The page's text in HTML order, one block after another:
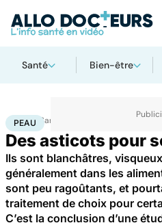
Santé Bien-être
Accueil Santé
PEAU
Des asticots pour
Ils sont blanchâtres,
généralement dans les
sont peu ragoûtants, et
traitement de choix pour
C’est la conclusion d’une